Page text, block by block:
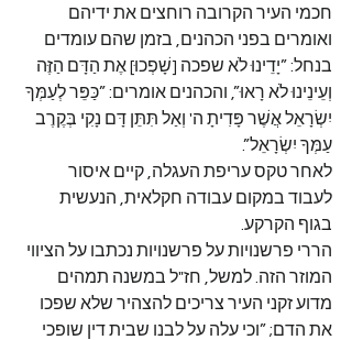
חכמי העיר הקרובה רוחצים את ידיהם
ואומרים בפני הכהנים, בזמן שהם עומדים
בנחל: ”יָדֵינוּ לֹא שפכה [שָׁפְכוּ] אֶת הַדָּם הַזֶּה
וְעֵינֵינוּ לֹא רָאוּ”, והכהנים אומרים: ”כַּפֵּר לְעַמְּךָ
יִשְׂרָאֵל אֲשֶׁר פָּדִיתָ ה' וְאַל תִּתֵּן דָּם נָקִי בְּקֶרֶב
עַמְּךָ יִשְׂרָאֵל”.
לאחר טקס עריפת העגלה, קיים איסור
לעבוד במקום עבודה חקלאית, הנעשית
בגוף הקרקע.
הררי פרשנויות על פרשנויות נכתבו על הציווי
המוזר הזה. למשל, חז"ל במשנה תמהים
מדוע זקני העיר צריכים להצהיר שלא שפכו
את הדם; ”וכי עלה על לבנו שבית דין שופכי